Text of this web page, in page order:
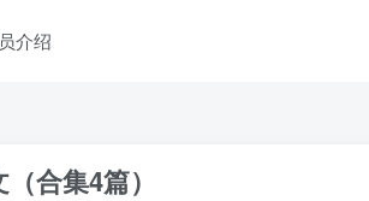
介绍
合集4篇）